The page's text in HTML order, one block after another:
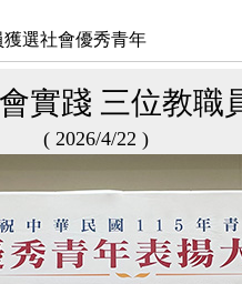
選社會優秀青年
實踐 三位教職
( 2026/4/22 )